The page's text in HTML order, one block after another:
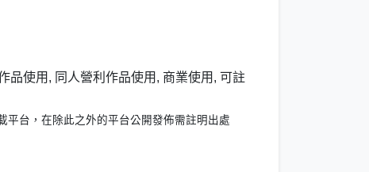
品使用, 同人營利作品使用, 商業使用, 可註
平台，在除此之外的平台公開發佈需註明出處